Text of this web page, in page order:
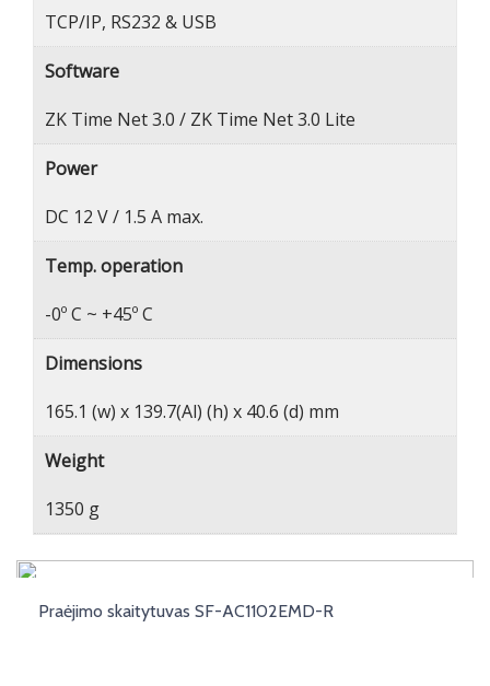
TCP/IP, RS232 & USB
Software
ZK Time Net 3.0 / ZK Time Net 3.0 Lite
Power
DC 12 V / 1.5 A max.
Temp. operation
-0º C ~ +45º C
Dimensions
165.1 (w) x 139.7(Al) (h) x 40.6 (d) mm
Weight
1350 g
Praėjimo skaitytuvas SF-AC1102EMD-R